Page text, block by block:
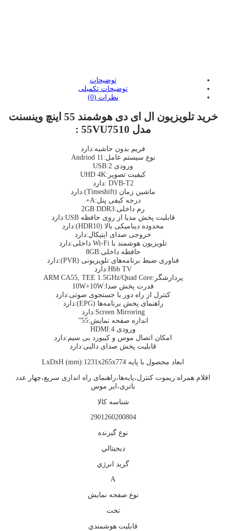
توضیحات
توضیحات تکمیلی
نظرات (0)
خرید تلویزیون ال ای دی هوشمند 55 اینچ وینسنت
مدل 55VU7510 :
فریم بدون حاشیه:دارد
نوع سیستم عامل:Andriod 11
ورودی USB:2
کیفیت تصویر:UHD 4K
DVB-T2 :دارد
ماشین زمان (Timeshift):دارد
درجه کیفی پنل:A+
رم داخلی:2GB DDR3
قابلیت پخش مدیا از روی حافظه USB:دارد
محدوده دینامیکی بالا (HDR10):دارد
خروجی صدای اپتیکال:دارد
تلویزیون هوشمند با Wi-Fi داخلی:دارد
حافظه داخلی:8GB
فناوری ضبط برنامه‌های تلویزیونی (PVR):دارد
Hbb TV:دارد
پردازشگر:ARM CA55, TEE 1.5GHz/Quad Core
قدرت پخش صدا:10W+10W
کنترل از راه دور با جستجوی صوتی:دارد
راهنمای پخش برنامه‌ها (EPG):دارد
Screen Mirroring:دارد
اندازه صفحه نمایش:55”
ورودی HDMI:4
امکان اتصال موس و کیبورد بی سیم:دارد
قابلیت پخش صدای دالبی:دارد
ابعاد محصول با پایه LxDxH (mm):1231x265x774
اقلام همراه:ریموت کنترل،پایه‌ها،راهنمای راه اندازی سریع،چهار عدد
باتری،ایر موس
شناسه کالا
2901260200804
نوع گيرنده
ديجيتالي
گريد انرژي
A
نوع صفحه نمايش
تخت
قابليت هوشمندي